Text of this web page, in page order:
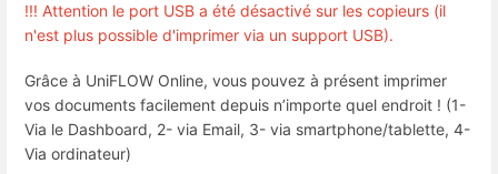
!!! Attention le port USB a été désactivé sur les copieurs (il
n'est plus possible d'imprimer via un support USB).
Grâce à UniFLOW Online, vous pouvez à présent imprimer
vos documents facilement depuis n’importe quel endroit ! (1-
Via le Dashboard, 2- via Email, 3- via smartphone/tablette, 4-
Via ordinateur)